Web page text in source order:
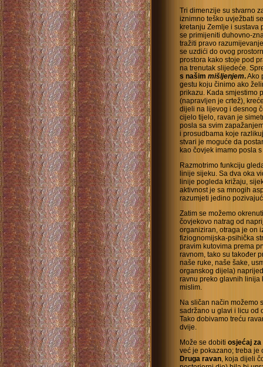
Tri dimenzije su stvarno
iznimno teško uvježbati
kretanju Zemlje i sustava
se primijeniti duhovno-
tražiti pravo
se uzdići do ovog
prostora kako stoje pod
na trenutak slijedeće.
s našim mišljenjem.Ako
gestu koju činimo ako
prikazu. Kada smjestimo
(napravljen je crtež),
dijeli na lijevog i desnog
cijelo tijelo, ravan je
posla sa svim
i prosudbama koje
stvari je moguće da
kao čovjek imamo posla
Razmotrimo funkciju
linije sijeku. Sa dva oka
linije pogleda križaju,
aktivnost je sa mnogih
razumjeti jedino
Zatim se možemo
čovjekovo natrag od
organiziran, otraga je on
fiziognomijska-psihička
pravim kutovima prema
ravnom, tako su također
naše ruke, naše šake,
organskog dijela)
ravnu preko glavnih linija
mislim.
Na sličan način možemo
sadržano u glavi i licu od
Tako dobivamo treću
dvije.
Može se dobiti osjećaj
već je pokazano; treba je
Druga ravan, koja dijeli